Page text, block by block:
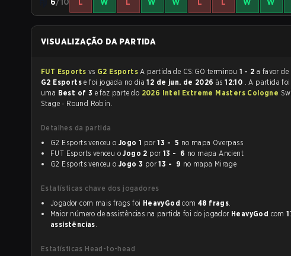
VISUALIZAÇÃO DA PARTIDA
FUT Esports vs G2 Esports A partida de CS:GO terminou 1 - 2 a favor de
G2 Esports
e foi jogada no dia12 de jun. de 2026 às12:10 . A partida foi
uma Best of 3 e faz parte do 2026 Intel Extreme Masters Cologne
Stage - Round Robin.
Detalhes da partida
G2 Esports venceu o Jogo 1 por 13 - 5 no mapa Overpass
FUT Esports venceu oJogo 2 por 13 - 6 no mapa Ancient
G2 Esports venceu o Jogo 3 por 13 - 9 no mapa Mirage
Estatísticas chave dos jogadores
Jogador com mais frags foi HeavyGod com 48 frags.
Maior número de assistências na partida foi do jogador HeavyGod com
assistências.
Estatísticas Head-to-head